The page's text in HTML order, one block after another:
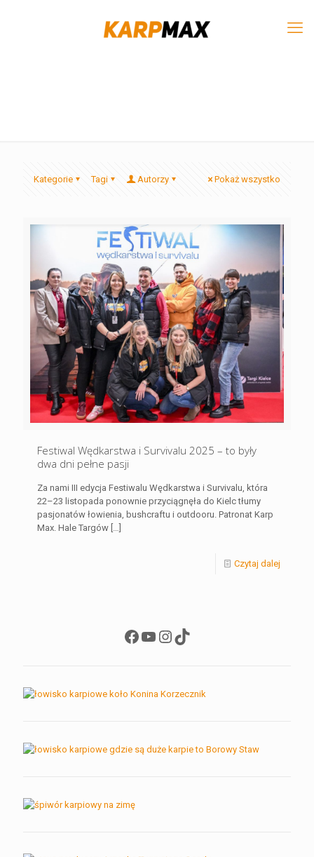
Kategorie Tagi Autorzy Pokaż wszystko
Festiwal Wędkarstwa i Survivalu 2025 – to były
dwa dni pełne pasji
Za nami III edycja Festiwalu Wędkarstwa i Survivalu, która
22–23 listopada ponownie przyciągnęła do Kielc tłumy
pasjonatów łowienia, bushcraftu i outdooru. Patronat Karp
Max. Hale Targów
Czytaj dalej
Facebook
YouTube
Instagram
TikTok